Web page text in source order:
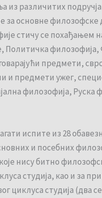
различитих
основне
стичу се похађањем
филозофија,
предмети,
предмети ужег,
филозофија, Руска
испите из 28
и посебних
нису битно
студија, као и за
студија (два